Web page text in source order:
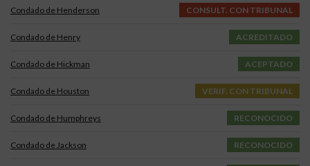
Condado de Henderson CONSULT. CON TRIBUNAL
Condado de Henry ACREDITADO
Condado de Hickman ACEPTADO
Condado de Houston VERIF. CON TRIBUNAL
Condado de Humphreys RECONOCIDO
Condado de Jackson RECONOCIDO